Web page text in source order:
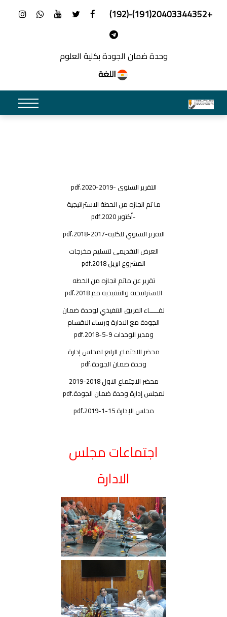
+20403344352(191)-(192)
وحدة ضمان الجودة بكلية العلوم
اللغة
التقرير السنوى -2019-2020.pdf
ما تم انجازه من الخطة الاستراتيجية
-أكتوبر 2020.pdf
التقرير السنوي للكلية-2017-2018.pdf
العرض التقديمى لتسليم مخرجات
المشروع ابريل 2018.pdf
تقرير عن ماتم انجازه من الخطه
الاستراتيجيه والتنفيذيه مم 2018.pdf
لقــــــاء الفريق التنفيذي لوحدة ضمان
الجودة مع الادارة ورساء الاقسام
ومدير الوحدات 9-5-2018.pdf
محضر الاجتماع الرابع لمجلس إدارة
وحدة ضمان الجودة.pdf
محضر الاجتماع الاول 2018-2019
لمجلس إدارة وحدة ضمان الجودة.pdf
مجلس الإدارة 15-1-2019.pdf
اجتماعات مجلس
الادارة